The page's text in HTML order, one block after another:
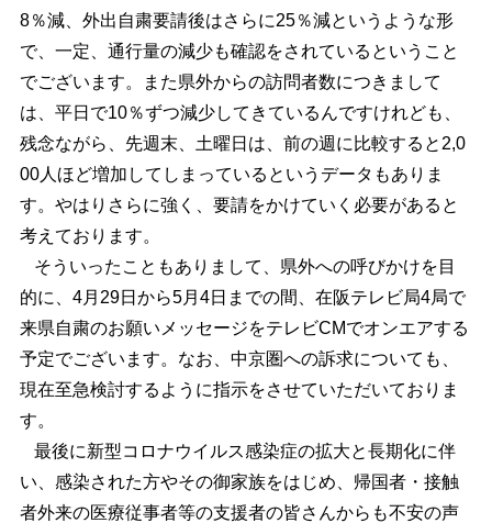
8％減、外出自粛要請後はさらに25％減というような形
で、一定、通行量の減少も確認をされているということ
でございます。また県外からの訪問者数につきまして
は、平日で10％ずつ減少してきているんですけれども、
残念ながら、先週末、土曜日は、前の週に比較すると2,0
00人ほど増加してしまっているというデータもありま
す。やはりさらに強く、要請をかけていく必要があると
考えております。
そういったこともありまして、県外への呼びかけを目
的に、4月29日から5月4日までの間、在阪テレビ局4局で
来県自粛のお願いメッセージをテレビCMでオンエアする
予定でございます。なお、中京圏への訴求についても、
現在至急検討するように指示をさせていただいておりま
す。
最後に新型コロナウイルス感染症の拡大と長期化に伴
い、感染された方やその御家族をはじめ、帰国者・接触
者外来の医療従事者等の支援者の皆さんからも不安の声